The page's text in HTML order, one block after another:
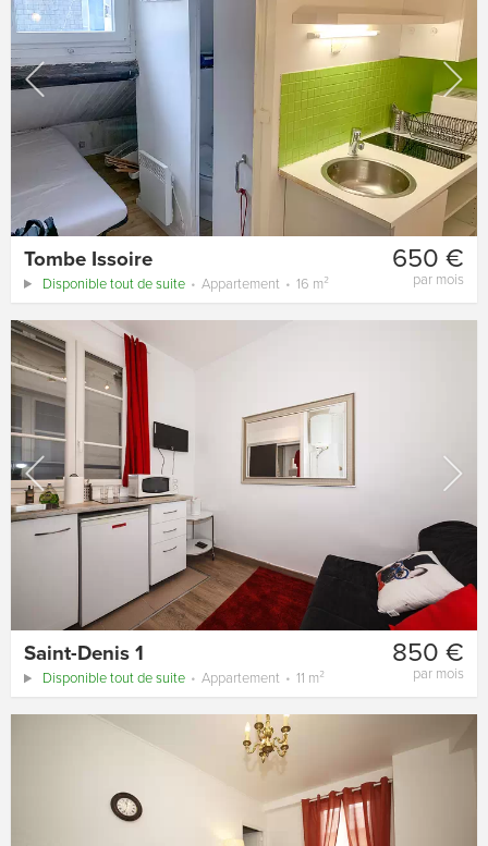
650 €
par mois
Tombe Issoire
Disponible tout de suite Appartement 16 m²
850 €
par mois
Saint-Denis 1
Disponible tout de suite Appartement 11 m²